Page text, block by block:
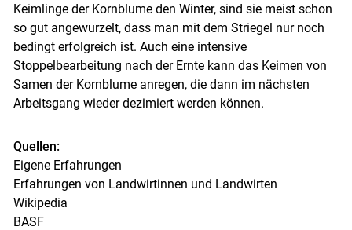
Keimlinge der Kornblume den Winter, sind sie meist schon
so gut angewurzelt, dass man mit dem Striegel nur noch
bedingt erfolgreich ist. Auch eine intensive
Stoppelbearbeitung nach der Ernte kann das Keimen von
Samen der Kornblume anregen, die dann im nächsten
Arbeitsgang wieder dezimiert werden können.
Quellen:
Eigene Erfahrungen
Erfahrungen von Landwirtinnen und Landwirten
Wikipedia
BASF